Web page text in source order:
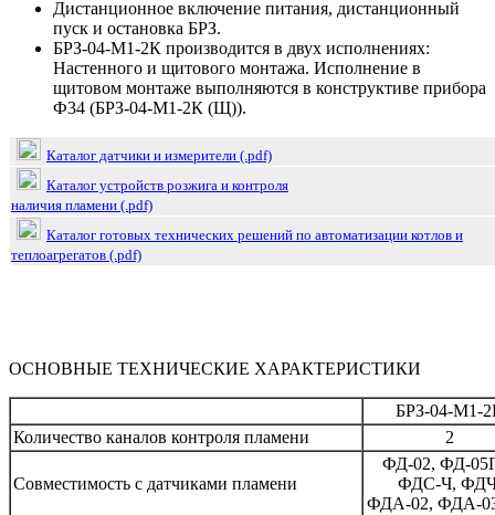
Дистанционное включение питания, дистанционный
пуск и остановка БРЗ.
БРЗ-04-М1-2К производится в двух исполнениях:
Настенного и щитового монтажа. Исполнение в
щитовом монтаже выполняются в конструктиве прибора
Ф34 (БРЗ-04-М1-2К (Щ)).
Каталог датчики и измерители (.pdf)
Каталог устройств розжига и контроля
наличия пламени (.pdf)
Каталог готовых технических решений по автоматизации котлов и
теплоагрегатов (.pdf)
ОСНОВНЫЕ ТЕХНИЧЕСКИЕ ХАРАКТЕРИСТИКИ
БРЗ-04-М1-
Количество каналов контроля пламени
2
Совместимость с датчиками пламени
ФД-02, ФД-
ФДС-Ч,
ФДА-02, ФДА-